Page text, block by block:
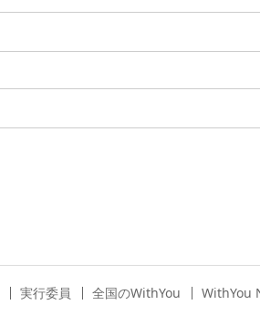
実行委員 全国のWithYou WithYou